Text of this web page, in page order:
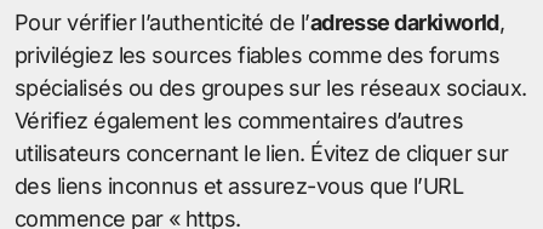
Pour vérifier l’authenticité de l’adresse darkiworld,
privilégiez les sources fiables comme des forums
spécialisés ou des groupes sur les réseaux sociaux.
Vérifiez également les commentaires d’autres
utilisateurs concernant le lien. Évitez de cliquer sur
des liens inconnus et assurez-vous que l’URL
commence par « https.